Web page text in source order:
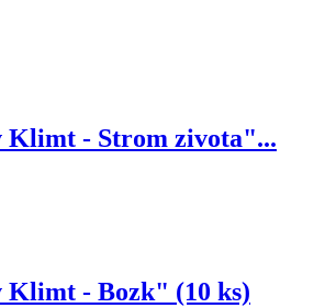
Klimt - Strom zivota"...
Klimt - Bozk" (10 ks)